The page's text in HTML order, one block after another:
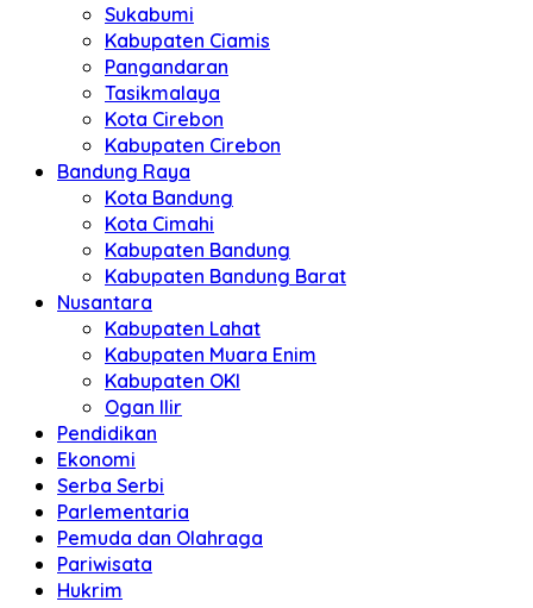
Sukabumi
Kabupaten Ciamis
Pangandaran
Tasikmalaya
Kota Cirebon
Kabupaten Cirebon
Bandung Raya
Kota Bandung
Kota Cimahi
Kabupaten Bandung
Kabupaten Bandung Barat
Nusantara
Kabupaten Lahat
Kabupaten Muara Enim
Kabupaten OKI
Ogan Ilir
Pendidikan
Ekonomi
Serba Serbi
Parlementaria
Pemuda dan Olahraga
Pariwisata
Hukrim